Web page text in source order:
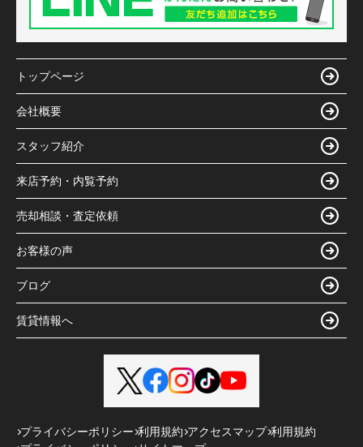
トップページ
会社概要
スタッフ紹介
来店予約・内覧予約
売却相談・査定依頼
お客様の声
ブログ
賃貸情報へ
プライバシーポリシー 利用規約 アクセスマップ 利用規約